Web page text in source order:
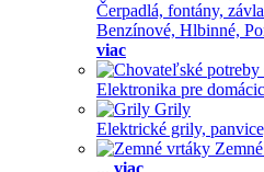
Čerpadlá, fontány,
Benzínové, Hlbinné,
viac
Elektronika pre
Grily
Elektrické grily,
... viac